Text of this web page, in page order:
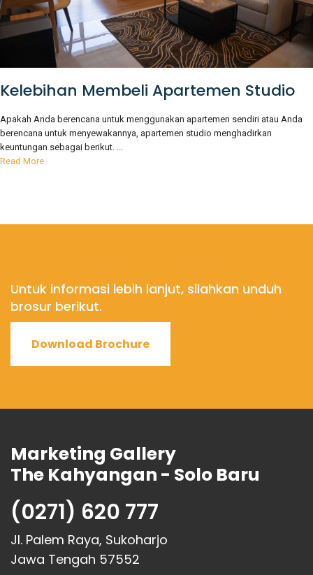
Kelebihan Membeli Apartemen Studio
Apakah Anda berencana untuk menggunakan apartemen sendiri atau Anda
berencana untuk menyewakannya, apartemen studio menghadirkan
keuntungan sebagai berikut. ...
Read More
Untuk informasi lebih lanjut, silahkan unduh
brosur berikut.
Download Brochure
Marketing Gallery
The Kahyangan - Solo Baru
(0271) 620 777
Jl. Palem Raya, Sukoharjo
Jawa Tengah 57552